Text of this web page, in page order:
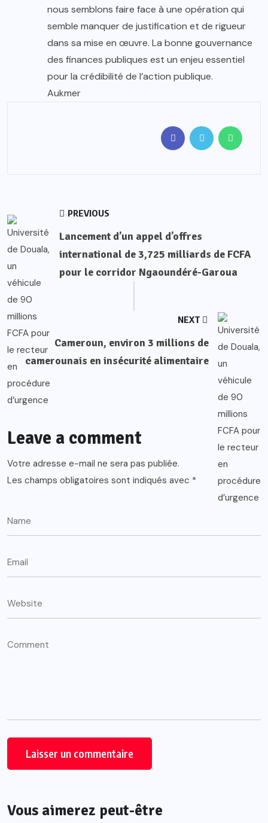
nous semblons faire face à une opération qui
semble manquer de justification et de rigueur
dans sa mise en œuvre. La bonne gouvernance
des finances publiques est un enjeu essentiel
pour la crédibilité de l’action publique.
Aukmer
PREVIOUS
Lancement d’un appel d’offres
international de 3,725 milliards de FCFA
pour le corridor Ngaoundéré-Garoua
NEXT
Cameroun, environ 3 millions de
camerounais en insécurité alimentaire
Leave a comment
Votre adresse e-mail ne sera pas publiée.
Les champs obligatoires sont indiqués avec *
Vous aimerez peut-être